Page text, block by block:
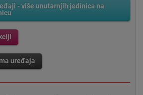
- više unutarnjih jedinica na
uređaja